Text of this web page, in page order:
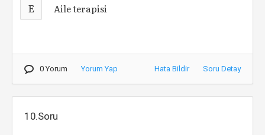
E Aile terapisi
0 Yorum Yorum Yap Hata Bildir Soru Detay
10.Soru